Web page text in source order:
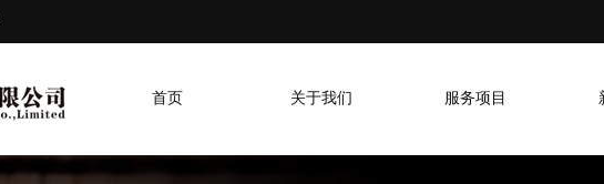
首页 关于我们 服务项目